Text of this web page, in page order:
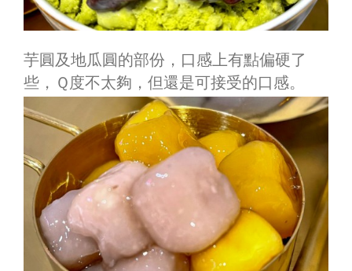
芋圓及地瓜圓的部份，口感上有點偏硬了
些，Ｑ度不太夠，但還是可接受的口感。